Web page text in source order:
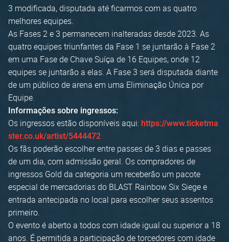
3 modificada, disputada até ficarmos com as quatro
melhores equipes.
As Fases 2 e 3 permanecem inalteradas desde 2023. As
quatro equipes triunfantes da Fase 1 se juntarão à Fase 2
em uma Fase de Chave Suíça de 16 Equipes, onde 12
equipes se juntarão a elas. A Fase 3 será disputada diante
de um público de arena em uma Eliminação Única por
Equipe.
Informações sobre ingressos:
Os ingressos estão disponíveis aqui: https://www.ticketma
ster.co.uk/artist/5444472
Os fãs poderão escolher entre passes de 3 dias e passes
de um dia, com admissão geral. Os compradores de
ingressos Gold da categoria um receberão um pacote
especial de mercadorias do BLAST Rainbow Six Siege e
entrada antecipada no local para escolher seus assentos
primeiro.
O evento é aberto a todos com idade igual ou superior a 18
anos. É permitida a participação de torcedores com idade